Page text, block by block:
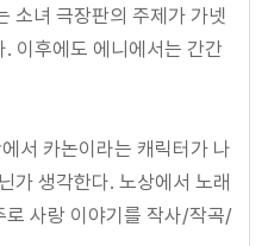
소녀 극장판의 주제가 가넷
이후에도 에니에서는 간간
서 카논이라는 캐릭터가 나
가 생각한다. 노상에서 노래
로 사랑 이야기를 작사/작곡/